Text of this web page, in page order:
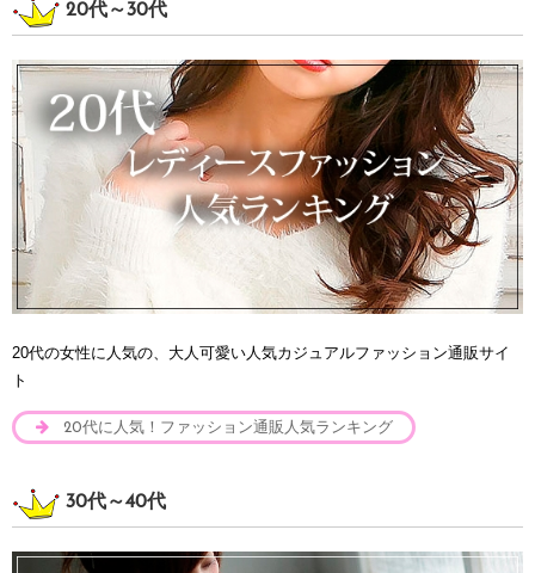
20代～30代
20代の女性に人気の、大人可愛い人気カジュアルファッション通販サイ
ト
20代に人気！ファッション通販人気ランキング
30代～40代